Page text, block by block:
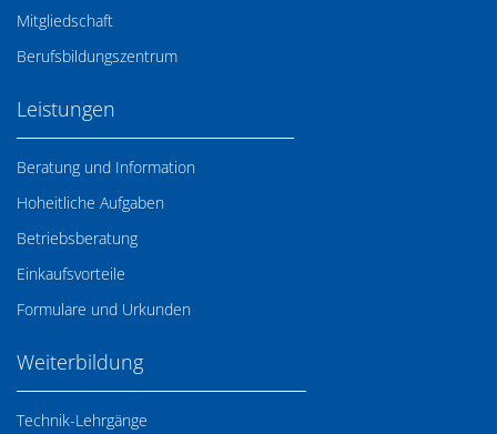
Mitgliedschaft
Berufsbildungszentrum
Leistungen
Beratung und Information
Hoheitliche Aufgaben
Betriebsberatung
Einkaufsvorteile
Formulare und Urkunden
Weiterbildung
Technik-Lehrgänge